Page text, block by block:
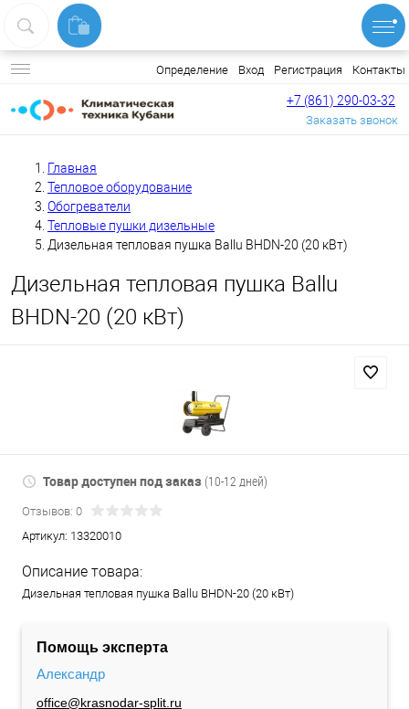
Определение Вход Регистрация Контакты
+7 (861) 290-03-32
Заказать звонок
Главная
Тепловое оборудование
Обогреватели
Тепловые пушки дизельные
Дизельная тепловая пушка Ballu BHDN-20 (20 кВт)
Дизельная тепловая пушка Ballu
BHDN-20 (20 кВт)
Товар доступен под заказ (10-12 дней)
Отзывов: 0
Артикул: 13320010
Описание товара:
Дизельная тепловая пушка Ballu BHDN-20 (20 кВт)
Помощь эксперта
Александр
office@krasnodar-split.ru